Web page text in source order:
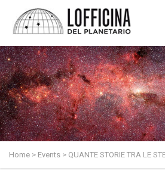
Home > Events > QUANTE STORIE TRA LE